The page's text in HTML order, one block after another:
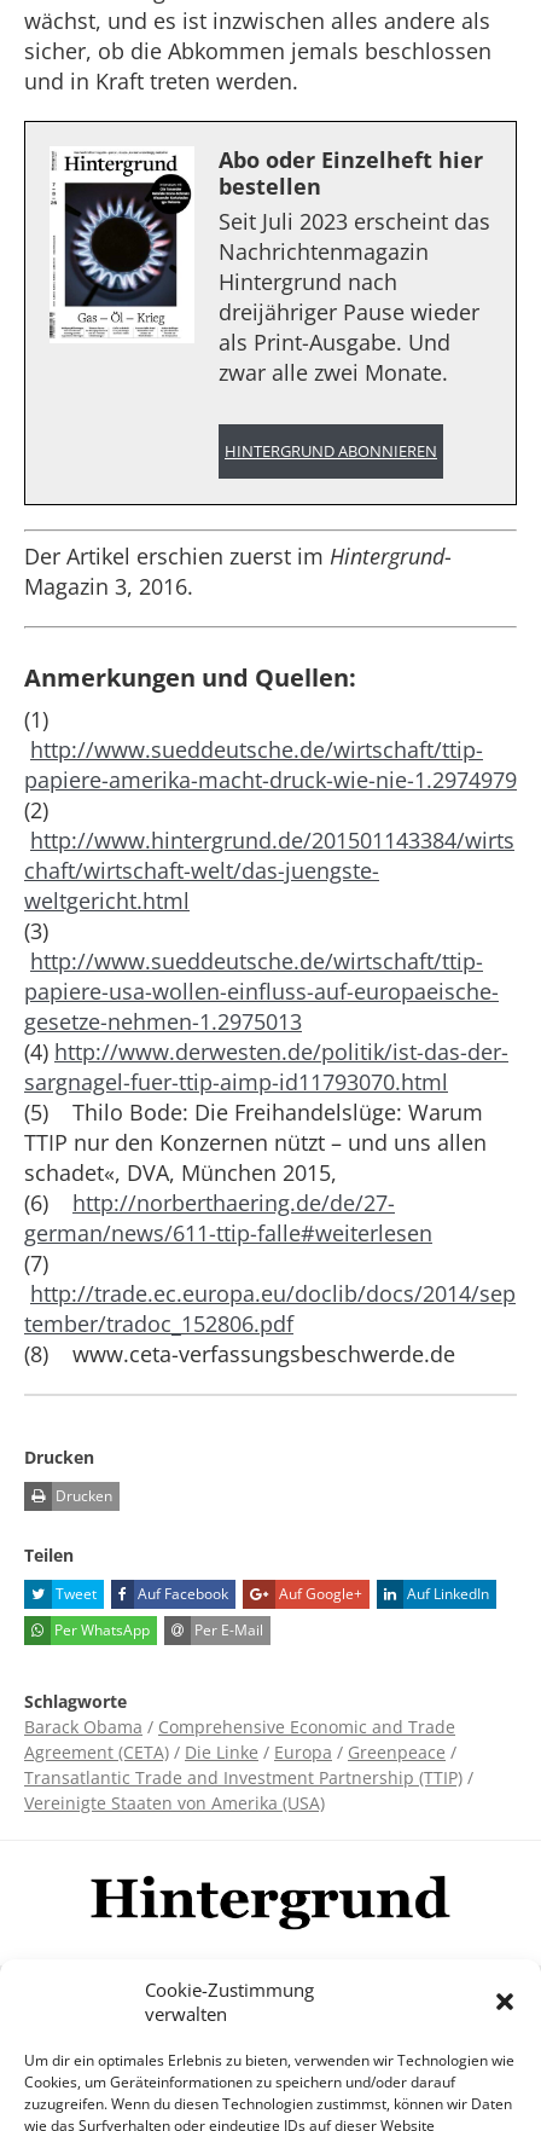
Cookie-Zustimmung
verwalten
Um dir ein optimales Erlebnis zu bieten, verwenden wir Technologien wie
Cookies, um Geräteinformationen zu speichern und/oder darauf
zuzugreifen. Wenn du diesen Technologien zustimmst, können wir Daten
wie das Surfverhalten oder eindeutige IDs auf dieser Website
wächst, und es ist inzwischen alles andere als
sicher, ob die Abkommen jemals beschlossen
und in Kraft treten werden.
Abo oder Einzelheft hier
bestellen
Seit Juli 2023 erscheint das
Nachrichtenmagazin
Hintergrund nach
dreijähriger Pause wieder
als Print-Ausgabe. Und
zwar alle zwei Monate.
HINTERGRUND ABONNIEREN
Der Artikel erschien zuerst im Hintergrund-
Magazin 3, 2016.
Anmerkungen und Quellen:
(1)
http://www.sueddeutsche.de/wirtschaft/ttip-
papiere-amerika-macht-druck-wie-nie-1.2974979
(2)
http://www.hintergrund.de/201501143384/wirts
chaft/wirtschaft-welt/das-juengste-
weltgericht.html
(3)
http://www.sueddeutsche.de/wirtschaft/ttip-
papiere-usa-wollen-einfluss-auf-europaeische-
gesetze-nehmen-1.2975013
(4) http://www.derwesten.de/politik/ist-das-der-
sargnagel-fuer-ttip-aimp-id11793070.html
(5) Thilo Bode: Die Freihandelslüge: Warum
TTIP nur den Konzernen nützt – und uns allen
schadet«, DVA, München 2015,
(6) http://norberthaering.de/de/27-
german/news/611-ttip-falle#weiterlesen
(7)
http://trade.ec.europa.eu/doclib/docs/2014/sep
tember/tradoc_152806.pdf
(8) www.ceta-verfassungsbeschwerde.de
Drucken
Drucken
Teilen
Tweet Auf Facebook Auf Google+
Auf LinkedIn
Per WhatsApp
Per E-Mail
Schlagworte
Barack Obama / Comprehensive Economic and Trade
Agreement (CETA) / Die Linke / Europa / Greenpeace /
Transatlantic Trade and Investment Partnership (TTIP) /
Vereinigte Staaten von Amerika (USA)
Mehr